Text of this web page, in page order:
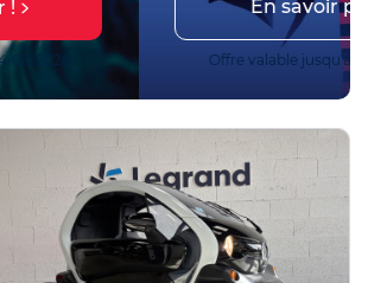
En savoir plus
Offre valable jusqu'au 27/10/2026